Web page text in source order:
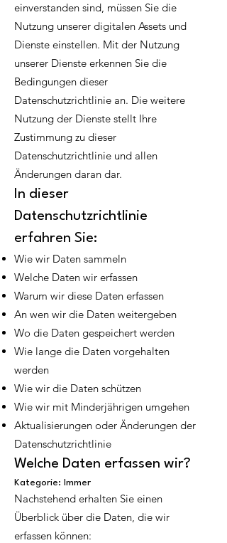
einverstanden sind, müssen Sie die
Nutzung unserer digitalen Assets und
Dienste einstellen. Mit der Nutzung
unserer Dienste erkennen Sie die
Bedingungen dieser
Datenschutzrichtlinie an. Die weitere
Nutzung der Dienste stellt Ihre
Zustimmung zu dieser
Datenschutzrichtlinie und allen
Änderungen daran dar.
In dieser
Datenschutzrichtlinie
erfahren Sie:
Wie wir Daten sammeln
Welche Daten wir erfassen
Warum wir diese Daten erfassen
An wen wir die Daten weitergeben
Wo die Daten gespeichert werden
Wie lange die Daten vorgehalten
werden
Wie wir die Daten schützen
Wie wir mit Minderjährigen umgehen
Aktualisierungen oder Änderungen der
Datenschutzrichtlinie
Welche Daten erfassen wir?
Kategorie: Immer
Nachstehend erhalten Sie einen
Überblick über die Daten, die wir
erfassen können: